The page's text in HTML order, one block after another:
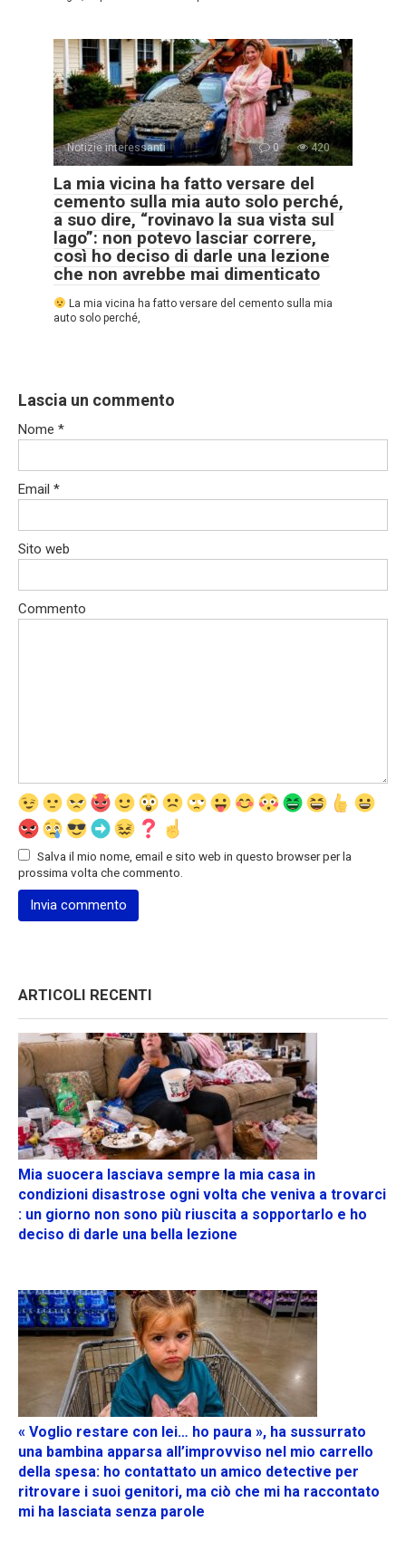
Notizie interessanti 0 420
La mia vicina ha fatto versare del
cemento sulla mia auto solo perché,
a suo dire, “rovinavo la sua vista sul
lago”: non potevo lasciar correre,
così ho deciso di darle una lezione
che non avrebbe mai dimenticato
La mia vicina ha fatto versare del cemento sulla mia
auto solo perché,
Lascia un commento
Nome *
Email *
Sito web
Commento
Salva il mio nome, email e sito web in questo browser per la
prossima volta che commento.
ARTICOLI RECENTI
Mia suocera lasciava sempre la mia casa in
condizioni disastrose ogni volta che veniva a trovarci
: un giorno non sono più riuscita a sopportarlo e ho
deciso di darle una bella lezione
« Voglio restare con lei… ho paura », ha sussurrato
una bambina apparsa all’improvviso nel mio carrello
della spesa: ho contattato un amico detective per
ritrovare i suoi genitori, ma ciò che mi ha raccontato
mi ha lasciata senza parole